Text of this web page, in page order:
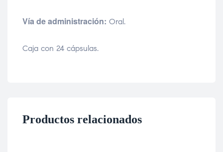
Vía de administración: Oral.
Caja con 24 cápsulas.
Productos relacionados